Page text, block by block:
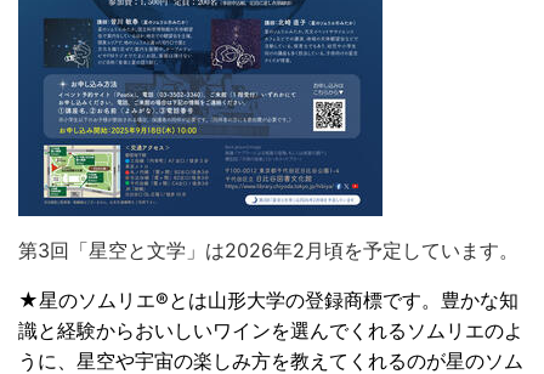
第3回「星空と文学」は2026年2月頃を予定しています。
★星のソムリエ®とは山形大学の登録商標です。 豊かな知
識と経験からおいしいワインを選んでくれるソムリエのよ
うに、星空や宇宙の楽しみ方を教えてくれるのが星のソム